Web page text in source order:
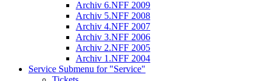
Archiv 6.NFF 2009
Archiv 5.NFF 2008
Archiv 4.NFF 2007
Archiv 3.NFF 2006
Archiv 2.NFF 2005
Archiv 1.NFF 2004
Service Submenu for "Service"